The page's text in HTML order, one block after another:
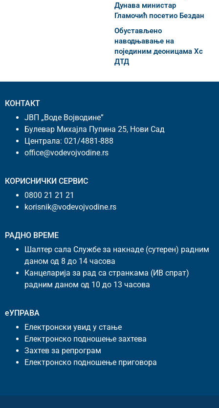
Дунава министар
Гламочић посетио Бездан
Обустављено
наводњавање на
појединим деоницама Хс
ДТД
КОНТАКТ
ЈВП „Воде Војводине”
Булевар Михајла Пупина 25, Нови Сад
Централа: 021/4881-888
office@vodevojvodine.rs
КОРИСНИЧКИ СЕРВИС
0800 21 21 21
korisnik@vodevojvodine.rs
РАДНО ВРЕМЕ
Шалтер сала Службе за накнаде (сутерен) радним
даном од 8 до 14 часова
Канцеларија за рад са странкама (ИВ спрат)
радним даном од 10 до 13 часова
еУПРАВА
Електронски увид у стање
Електронско подношење захтева
Захтев за репрограм
Електронско подношење приговора